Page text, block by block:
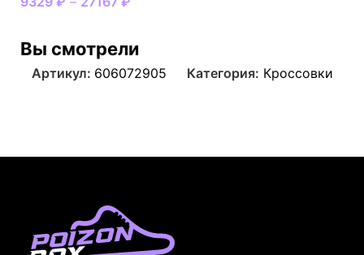
Вы смотрели
Артикул: 606072905 Категория: Кроссовки